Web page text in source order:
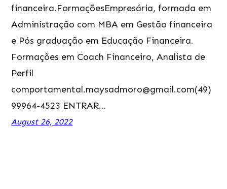
financeira.FormaçõesEmpresária, formada em
Administração com MBA em Gestão financeira
e Pós graduação em Educação Financeira.
Formações em Coach Financeiro, Analista de
Perfil
comportamental.maysadmoro@gmail.com(49)
99964-4523 ENTRAR…
August 26, 2022